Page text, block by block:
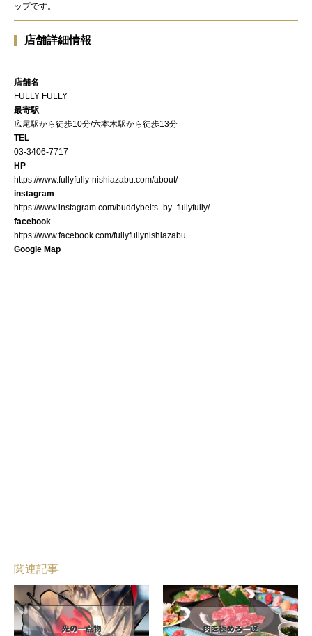
ップです。
店舗詳細情報
店舗名
FULLY FULLY
最寄駅
広尾駅から徒歩10分/六本木駅から徒歩13分
TEL
03-3406-7717
HP
https://www.fullyfully-nishiazabu.com/about/
instagram
https://www.instagram.com/buddybelts_by_fullyfully/
facebook
https://www.facebook.com/fullyfullynishiazabu
Google Map
関連記事